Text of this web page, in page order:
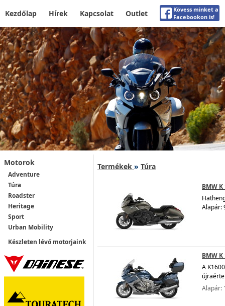
Kezdőlap Hírek Kapcsolat Outlet
Kövess minket a
Facebookon is!
Motorok
Adventure
Túra
Roadster
Heritage
Sport
Urban Mobility
Készleten lévő motorjaink
Termékek » Túra
BMW K
Alapár:
BMW K
A
Alapár: